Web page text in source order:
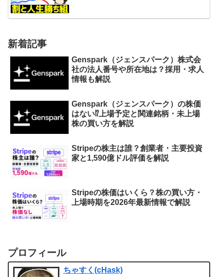
新着記事
Genspark（ジェンスパーク）株式会
社の法人番号や所在地は？採用・求人
情報も解説
Genspark（ジェンスパーク）の株価
はない⁉︎上場予定と関連銘柄・未上場
株の買い方を解説
Stripeの株主は誰？創業者・主要投資
家と1,590億ドル評価を解説
Stripeの株価はいくら？株の買い方・
上場時期を2026年最新情報で解説
プロフィール
ちゃすく(cHask)